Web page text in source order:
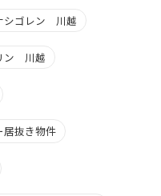
シゴレン 川越
ン 川越
居抜き物件